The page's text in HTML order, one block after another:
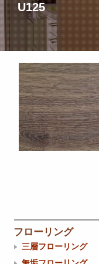
U125
フローリング
三層フローリング